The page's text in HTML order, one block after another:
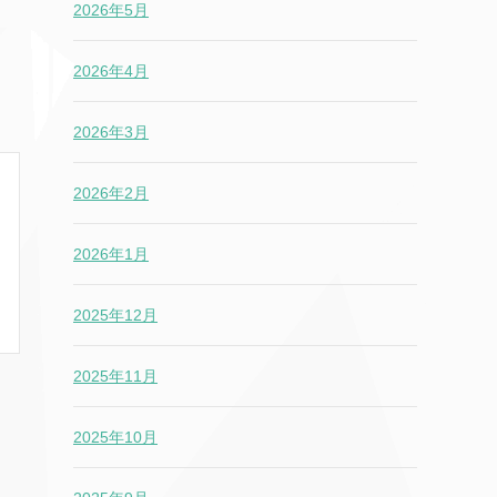
2026年5月
2026年4月
2026年3月
2026年2月
2026年1月
2025年12月
2025年11月
2025年10月